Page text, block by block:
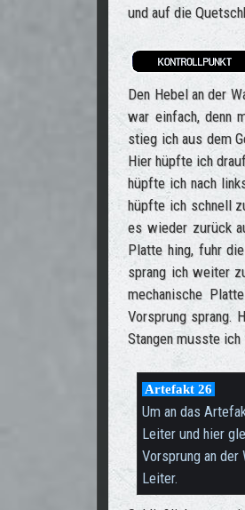
und auf die
Den Hebel an der
war einfach, denn
stieg ich aus dem
Hier hüpfte ich
hüpfte ich nach
hüpfte ich schnell
es wieder zurück
Platte hing, fuhr
sprang ich weiter
mechanische
Vorsprung sprang.
Stangen musste
Artefakt 26
Um an das
Leiter und hier
Vorsprung an
Leiter.